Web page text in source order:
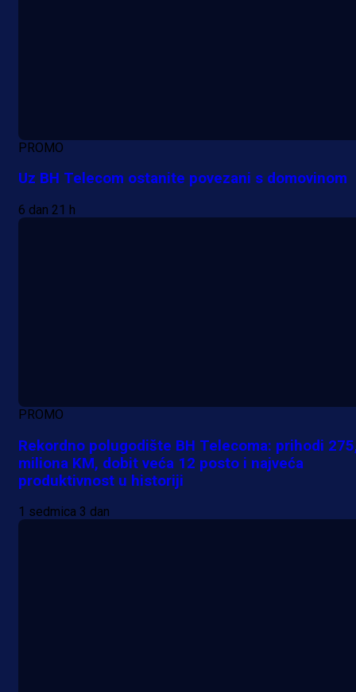
PROMO
Uz BH Telecom ostanite povezani s domovinom
6 dan 21 h
PROMO
Rekordno polugodište BH Telecoma: prihodi
miliona KM, dobit veća 12 posto i najveća
produktivnost u historiji
1 sedmica 3 dan